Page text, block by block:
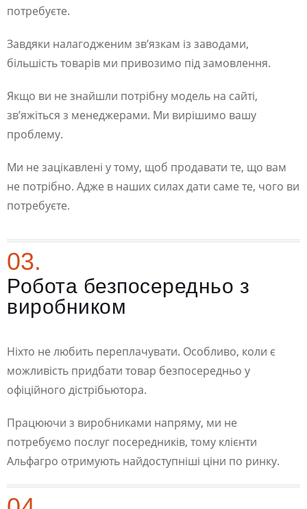
потребуєте.
Завдяки налагодженим зв’язкам із заводами,
більшість товарів ми привозимо під замовлення.
Якщо ви не знайшли потрібну модель на сайті,
зв’яжіться з менеджерами. Ми вирішимо вашу
проблему.
Ми не зацікавлені у тому, щоб продавати те, що вам
не потрібно. Адже в наших силах дати саме те, чого ви
потребуєте.
03.
Робота безпосередньо з
виробником
Ніхто не любить переплачувати. Особливо, коли є
можливість придбати товар безпосередньо у
офіційного дістрібьютора.
Працюючи з виробниками напряму, ми не
потребуємо послуг посередників, тому клієнти
Альфагро отримують найдоступніші ціни по ринку.